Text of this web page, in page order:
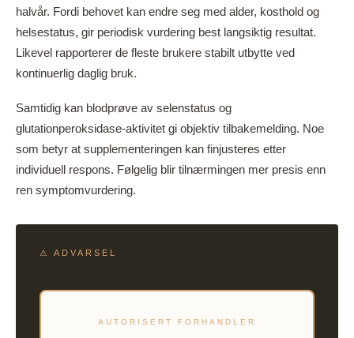
halvår. Fordi behovet kan endre seg med alder, kosthold og
helsestatus, gir periodisk vurdering best langsiktig resultat.
Likevel rapporterer de fleste brukere stabilt utbytte ved
kontinuerlig daglig bruk.
Samtidig kan blodprøve av selenstatus og
glutationperoksidase-aktivitet gi objektiv tilbakemelding. Noe
som betyr at supplementeringen kan finjusteres etter
individuell respons. Følgelig blir tilnærmingen mer presis enn
ren symptomvurdering.
⚠ ADVARSEL
AUTORISERT FORHANDLER